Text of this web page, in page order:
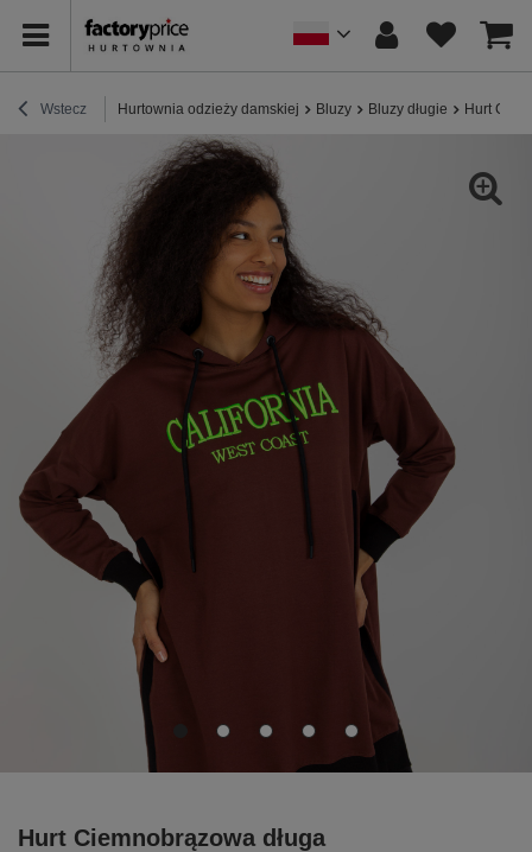
Wstecz Hurtownia odzieży damskiej Bluzy Bluzy długie Hurt
Hurt Ciemnobrązowa długa